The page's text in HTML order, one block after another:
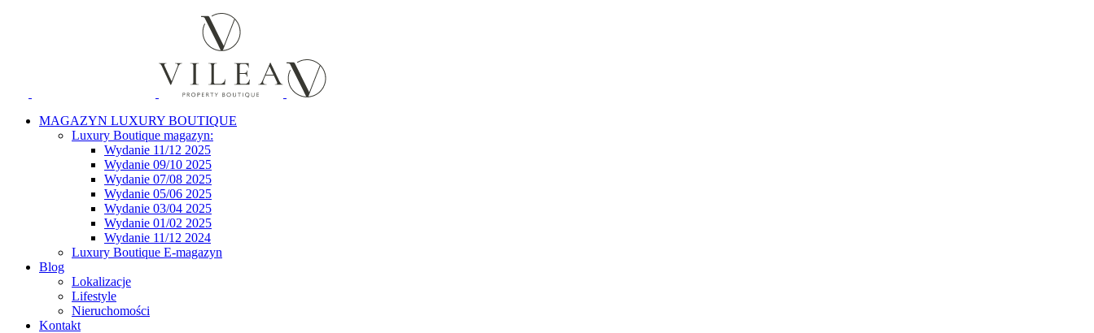
MAGAZYN LUXURY BOUTIQUE
Luxury Boutique magazyn:
Wydanie 11/12 2025
Wydanie 09/10 2025
Wydanie 07/08 2025
Wydanie 05/06 2025
Wydanie 03/04 2025
Wydanie 01/02 2025
Wydanie 11/12 2024
Luxury Boutique E-magazyn
Blog
Lokalizacje
Lifestyle
Nieruchomości
Kontakt